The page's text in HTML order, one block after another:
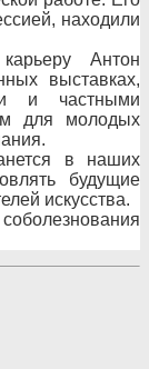
находили
Антон
выставках,
и частными
для молодых
в наших
будущие
искусства.